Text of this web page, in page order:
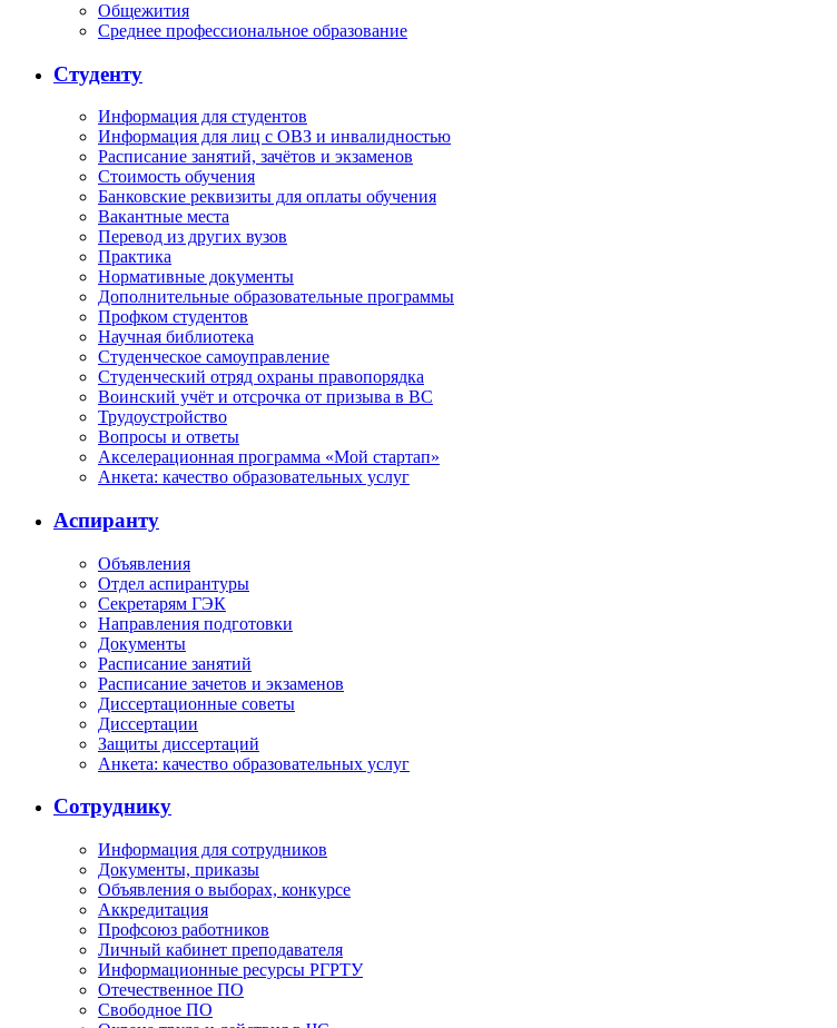
Общежития
Среднее профессиональное образование
Студенту
Информация для студентов
Информация для лиц с ОВЗ и инвалидностью
Расписание занятий, зачётов и экзаменов
Стоимость обучения
Банковские реквизиты для оплаты обучения
Вакантные места
Перевод из других вузов
Практика
Нормативные документы
Дополнительные образовательные программы
Профком студентов
Научная библиотека
Студенческое самоуправление
Студенческий отряд охраны правопорядка
Воинский учёт и отсрочка от призыва в ВС
Трудоустройство
Вопросы и ответы
Акселерационная программа «Мой стартап»
Анкета: качество образовательных услуг
Аспиранту
Объявления
Отдел аспирантуры
Секретарям ГЭК
Направления подготовки
Документы
Расписание занятий
Расписание зачетов и экзаменов
Диссертационные советы
Диссертации
Защиты диссертаций
Анкета: качество образовательных услуг
Сотруднику
Информация для сотрудников
Документы, приказы
Объявления о выборах, конкурсе
Аккредитация
Профсоюз работников
Личный кабинет преподавателя
Информационные ресурсы РГРТУ
Отечественное ПО
Свободное ПО